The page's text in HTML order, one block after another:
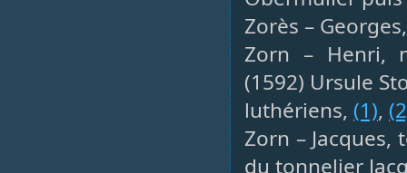
Zorès –
Zorn – Henri,
(1592) Ursule
luthériens, (1),
Zorn – Jacques,
du tonnelier